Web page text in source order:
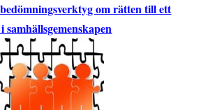
om rätten till ett
samhällsgemenskapen